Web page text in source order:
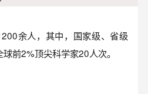
余人，其中，国家级、省级
前2%顶尖科学家20人次。